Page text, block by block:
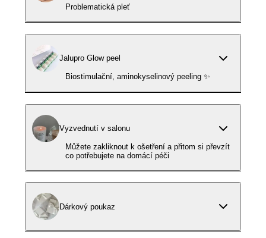
Problematická pleť
Jalupro Glow peel
Biostimulační, aminokyselinový peeling ✨
Vyzvednutí v salonu
Můžete zakliknout k ošetření a přitom si převzít
co potřebujete na domácí péči
Dárkový poukaz